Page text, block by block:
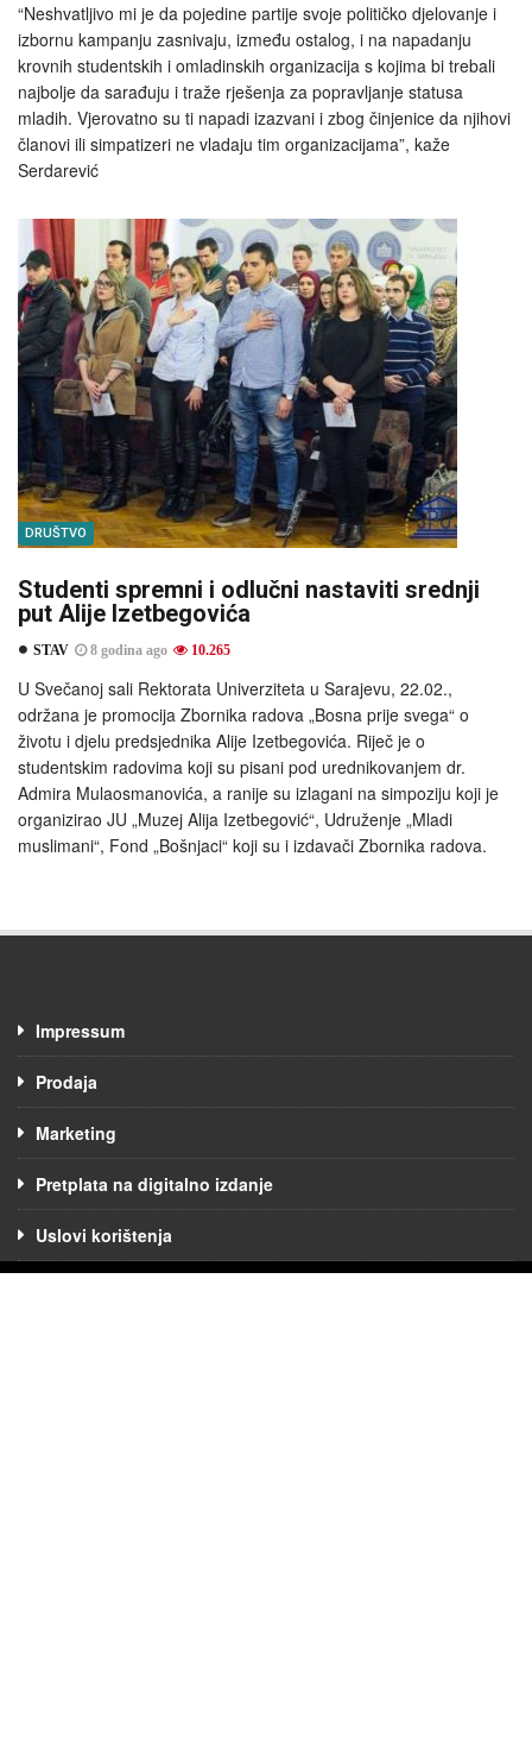
“Neshvatljivo mi je da pojedine partije svoje političko djelovanje i
izbornu kampanju zasnivaju, između ostalog, i na napadanju
krovnih studentskih i omladinskih organizacija s kojima bi trebali
najbolje da sarađuju i traže rješenja za popravljanje statusa
mladih. Vjerovatno su ti napadi izazvani i zbog činjenice da njihovi
članovi ili simpatizeri ne vladaju tim organizacijama”, kaže
Serdarević
DRUŠTVO
Studenti spremni i odlučni nastaviti srednji
put Alije Izetbegovića
STAV 8 godina ago 10.265
U Svečanoj sali Rektorata Univerziteta u Sarajevu, 22.02.,
održana je promocija Zbornika radova „Bosna prije svega“ o
životu i djelu predsjednika Alije Izetbegovića. Riječ je o
studentskim radovima koji su pisani pod urednikovanjem dr.
Admira Mulaosmanovića, a ranije su izlagani na simpoziju koji je
organizirao JU „Muzej Alija Izetbegović“, Udruženje „Mladi
muslimani“, Fond „Bošnjaci“ koji su i izdavači Zbornika radova.
Impressum
Prodaja
Marketing
Pretplata na digitalno izdanje
Uslovi korištenja